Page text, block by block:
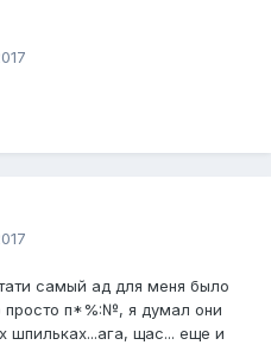
самый ад для меня было
просто п*%:№, я думал они
шпильках...ага, щас... еще и